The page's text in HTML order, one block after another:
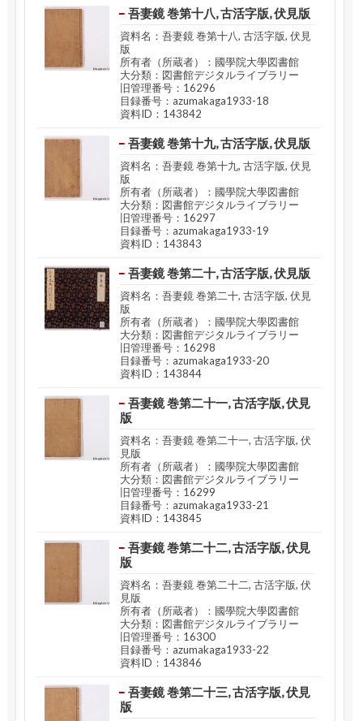
吾妻鏡 巻第十八, 古活字版, 伏見版
資料名：吾妻鏡 巻第十八, 古活字版, 伏見
版
所有者（所蔵者）：國學院大學図書館
大分類：図書館デジタルライブラリー
旧管理番号：16296
目録番号：azumakaga1933-18
資料ID：143842
吾妻鏡 巻第十九, 古活字版, 伏見版
資料名：吾妻鏡 巻第十九, 古活字版, 伏見
版
所有者（所蔵者）：國學院大學図書館
大分類：図書館デジタルライブラリー
旧管理番号：16297
目録番号：azumakaga1933-19
資料ID：143843
吾妻鏡 巻第二十, 古活字版, 伏見版
資料名：吾妻鏡 巻第二十, 古活字版, 伏見
版
所有者（所蔵者）：國學院大學図書館
大分類：図書館デジタルライブラリー
旧管理番号：16298
目録番号：azumakaga1933-20
資料ID：143844
吾妻鏡 巻第二十一, 古活字版, 伏見
版
資料名：吾妻鏡 巻第二十一, 古活字版, 伏
見版
所有者（所蔵者）：國學院大學図書館
大分類：図書館デジタルライブラリー
旧管理番号：16299
目録番号：azumakaga1933-21
資料ID：143845
吾妻鏡 巻第二十二, 古活字版, 伏見
版
資料名：吾妻鏡 巻第二十二, 古活字版, 伏
見版
所有者（所蔵者）：國學院大學図書館
大分類：図書館デジタルライブラリー
旧管理番号：16300
目録番号：azumakaga1933-22
資料ID：143846
吾妻鏡 巻第二十三, 古活字版, 伏見
版